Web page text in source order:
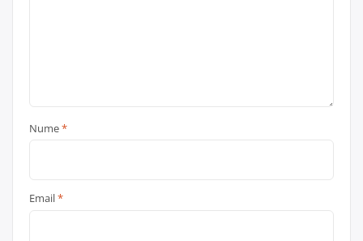
Nume*
Email*